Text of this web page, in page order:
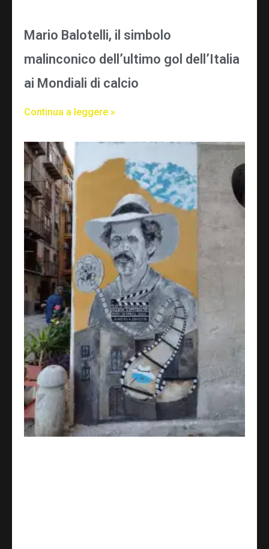
Mario Balotelli, il simbolo
malinconico dell’ultimo gol dell’Italia
ai Mondiali di calcio
Continua a leggere »